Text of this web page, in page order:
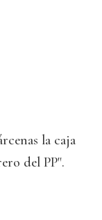
la caja
del PP".